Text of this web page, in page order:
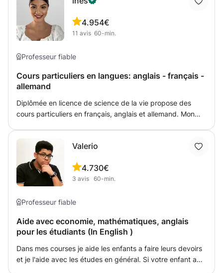
Maastricht -1 an en Australie où j'ai également travaillé
comme institutrice primaire dans l'Outback - 3 ans dans
une école secondaire internationale au Luxembourg
vous compter parmi mes élèves, Jennifer
4.9
11 avis
54€
60-min.
Professeur fiable
Cours particuliers en langues: anglais - français -
allemand
Diplômée en licence de science de la vie propose des
cours particuliers en français, anglais et allemand. Mon
complémenterai par des informations supplémentaires si
nécessaire.
Valerio
4.7
3 avis
30€
60-min.
Professeur fiable
Aide avec economie, mathématiques, anglais
pour les étudiants (In English )
Dans mes courses je aide les enfants a faire leurs devoirs
et je l'aide avec les études en général. Si votre enfant a